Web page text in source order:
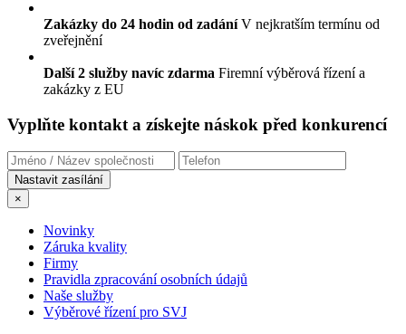
Zakázky do 24 hodin od zadáníV nejkratším termínu od
zveřejnění
Další 2 služby navíc zdarma Firemní výběrová řízení a
zakázky z EU
Vyplňte kontakt a získejte náskok před konkurencí
×
Novinky
Záruka kvality
Firmy
Pravidla zpracování osobních údajů
Naše služby
Výběrové řízení pro SVJ